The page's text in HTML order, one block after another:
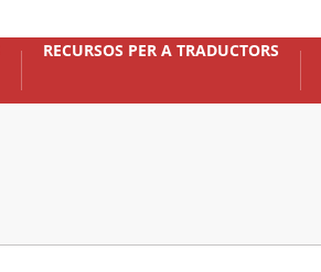
RECURSOS PER A TRADUCTORS